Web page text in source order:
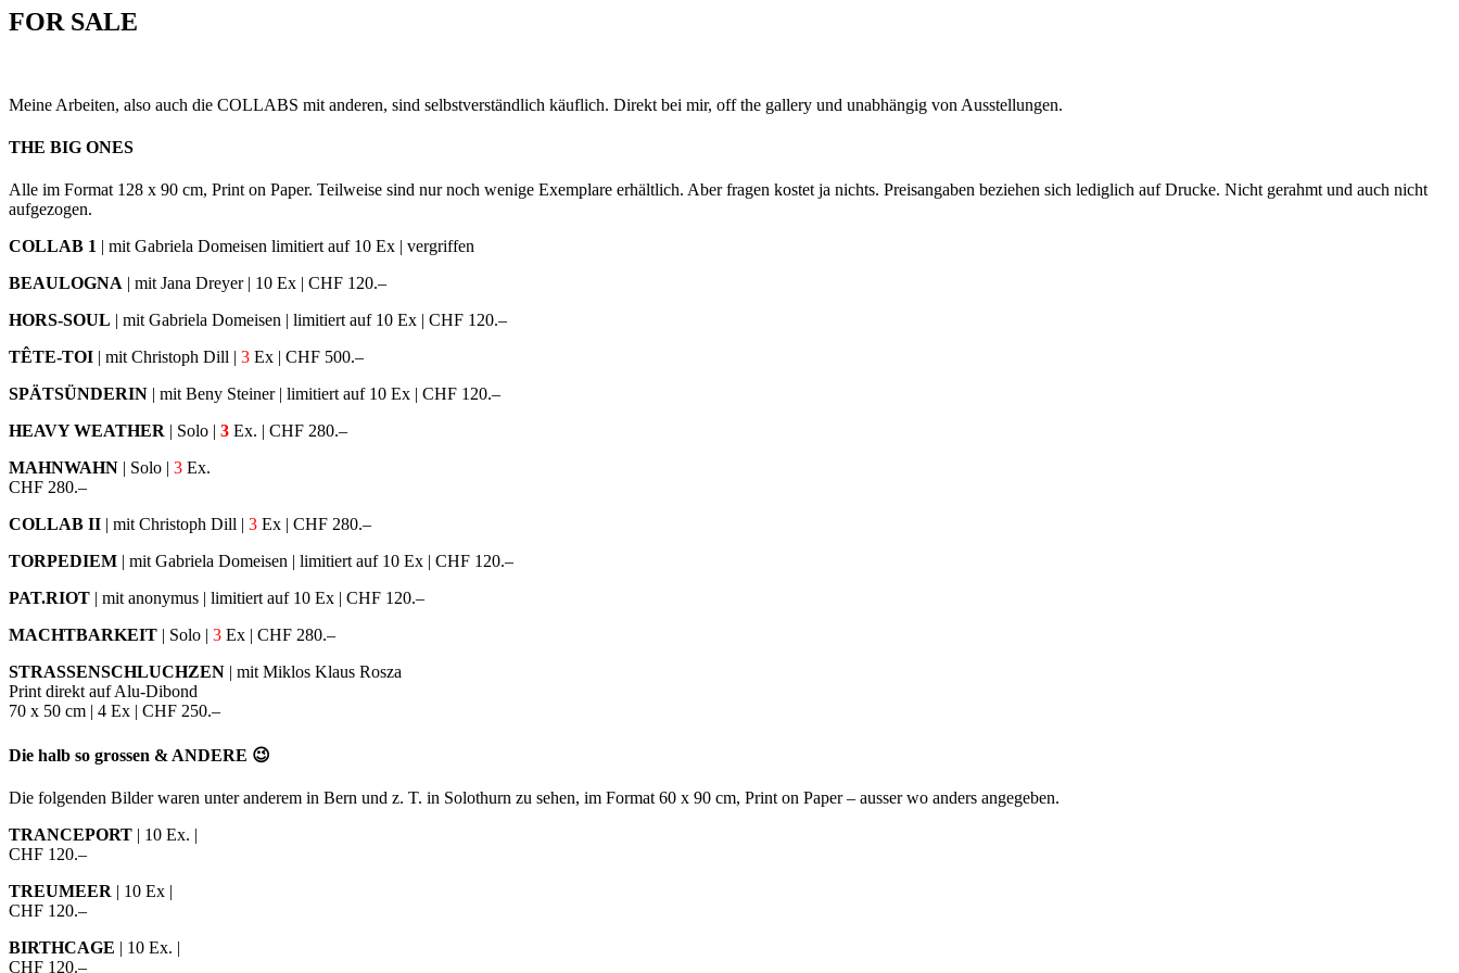
FOR SALE
Meine Arbeiten, also auch die COLLABS mit anderen, sind selbstverständlich käuflich. Direkt bei mir, off the gallery und unabhängig von Ausstellungen.
THE BIG ONES
Alle im Format 128 x 90 cm, Print on Paper. Teilweise sind nur noch wenige Exemplare erhältlich. Aber fragen kostet ja nichts. Preisangaben beziehen sich lediglich auf Drucke. Nicht gerahmt und auch nicht
aufgezogen.
COLLAB 1 | mit Gabriela Domeisen limitiert auf 10 Ex | vergriffen
BEAULOGNA | mit Jana Dreyer | 10 Ex | CHF 120.–
HORS-SOUL | mit Gabriela Domeisen | limitiert auf 10 Ex | CHF 120.–
TÊTE-TOI | mit Christoph Dill | 3 Ex | CHF 500.–
SPÄTSÜNDERIN | mit Beny Steiner | limitiert auf 10 Ex | CHF 120.–
HEAVY WEATHER | Solo | 3 Ex. | CHF 280.–
MAHNWAHN | Solo | 3 Ex.
CHF 280.–
COLLAB II | mit Christoph Dill | 3 Ex | CHF 280.–
TORPEDIEM | mit Gabriela Domeisen | limitiert auf 10 Ex | CHF 120.–
PAT.RIOT | mit anonymus | limitiert auf 10 Ex | CHF 120.–
MACHTBARKEIT | Solo | 3 Ex | CHF 280.–
STRASSENSCHLUCHZEN | mit Miklos Klaus Rosza
Print direkt auf Alu-Dibond
70 x 50 cm | 4 Ex | CHF 250.–
Die halb so grossen & ANDERE 😉
Die folgenden Bilder waren unter anderem in Bern und z. T. in Solothurn zu sehen, im Format 60 x 90 cm, Print on Paper – ausser wo anders angegeben.
TRANCEPORT | 10 Ex. |
CHF 120.–
TREUMEER | 10 Ex |
CHF 120.–
BIRTHCAGE | 10 Ex. |
CHF 120.–